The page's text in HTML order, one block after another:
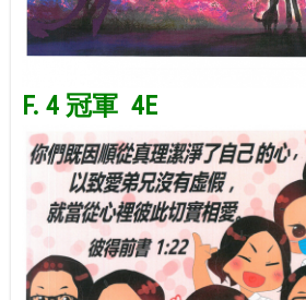
F. 4 冠軍 4E